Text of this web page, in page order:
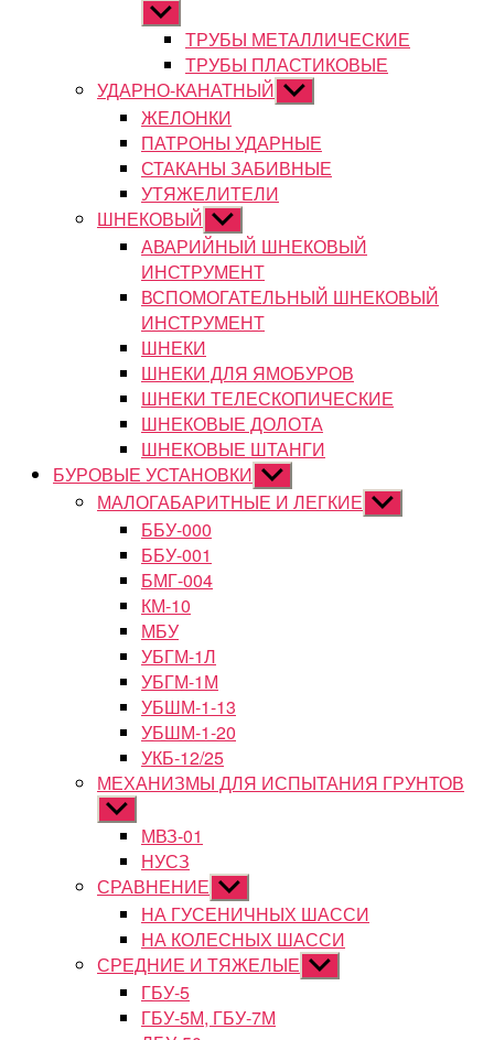
Показывать
подменюТРУБЫ МЕТАЛЛИЧЕСКИЕ
ТРУБЫ ПЛАСТИКОВЫЕ
УДАРНО-КАНАТНЫЙ Показывать
подменю
ЖЕЛОНКИ
ПАТРОНЫ УДАРНЫЕ
СТАКАНЫ ЗАБИВНЫЕ
УТЯЖЕЛИТЕЛИ
ШНЕКОВЫЙ Показывать
подменю
АВАРИЙНЫЙ ШНЕКОВЫЙ
ИНСТРУМЕНТ
ВСПОМОГАТЕЛЬНЫЙ ШНЕКОВЫЙ
ИНСТРУМЕНТ
ШНЕКИ
ШНЕКИ ДЛЯ ЯМОБУРОВ
ШНЕКИ ТЕЛЕСКОПИЧЕСКИЕ
ШНЕКОВЫЕ ДОЛОТА
ШНЕКОВЫЕ ШТАНГИ
БУРОВЫЕ УСТАНОВКИ Показывать
подменю
МАЛОГАБАРИТНЫЕ И ЛЕГКИЕ Показывать
подменю
ББУ-000
ББУ-001
БМГ-004
КМ-10
МБУ
УБГМ-1Л
УБГМ-1М
УБШМ-1-13
УБШМ-1-20
УКБ-12/25
МЕХАНИЗМЫ ДЛЯ ИСПЫТАНИЯ ГРУНТОВ
Показывать
подменюМВЗ-01
НУСЗ
СРАВНЕНИЕ Показывать
подменю
НА ГУСЕНИЧНЫХ ШАССИ
НА КОЛЕСНЫХ ШАССИ
СРЕДНИЕ И ТЯЖЕЛЫЕ Показывать
подменю
ГБУ-5
ГБУ-5М, ГБУ-7М